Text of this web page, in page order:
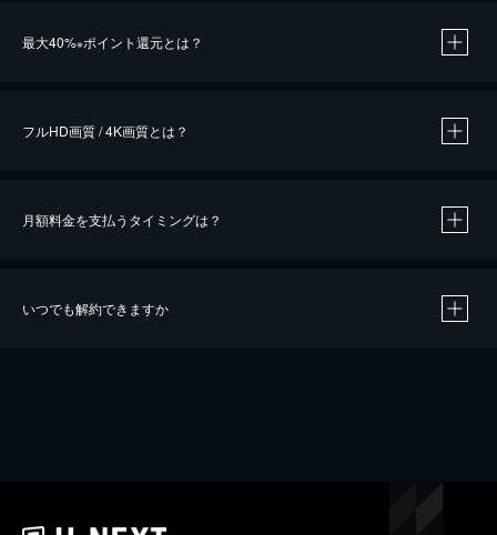
最大40%※ポイント還元とは？
※40％ポイント還元の対象は、クレジットカード決済による作品の購入 / レンタルです。
iOSアプリのUコイン決済による作品の購入 / レンタルは、20％のポイント還元です。
フルHD画質 / 4K画質とは？
月額料金を支払うタイミングは？
いつでも解約できますか